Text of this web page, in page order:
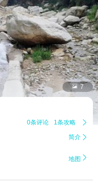
 7
0条评论 1条攻略 
简介 
地图 